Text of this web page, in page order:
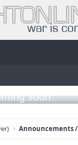
Soon
Announcements